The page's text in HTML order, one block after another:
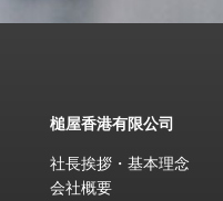
槌屋香港有限公司
社長挨拶・基本理念
会社概要